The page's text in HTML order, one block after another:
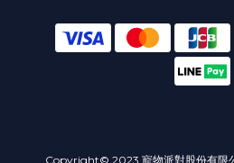
Copyright© 2023 寵物派對股份有限